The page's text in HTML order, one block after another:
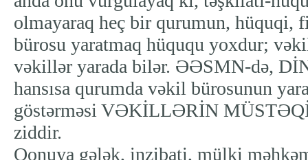
olmayaraq heç bir qurumun, hüquqi,
bürosu yaratmaq hüququ yoxdur;
vəkillər yarada bilər. ƏƏSMN-də,
hansısa qurumda vəkil bürosunun
göstərməsi VƏKİLLƏRİN
ziddir.
Qonuya gələk, inzibati, mülki